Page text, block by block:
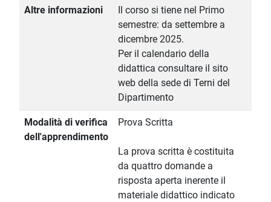
Altre informazioni
Il corso si tiene nel Primo
semestre: da settembre a
dicembre 2025.
Per il calendario della
didattica consultare il sito
web della sede di Terni del
Dipartimento
Modalità di verifica
dell'apprendimento
Prova Scritta
La prova scritta è costituita
da quattro domande a
risposta aperta inerente il
materiale didattico indicato